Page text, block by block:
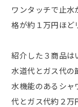
ワンタッチで止水
格が約１万円ほど
紹介した３商品は
水道代とガス代の
水機能のあるシャ
代とガス代約２万